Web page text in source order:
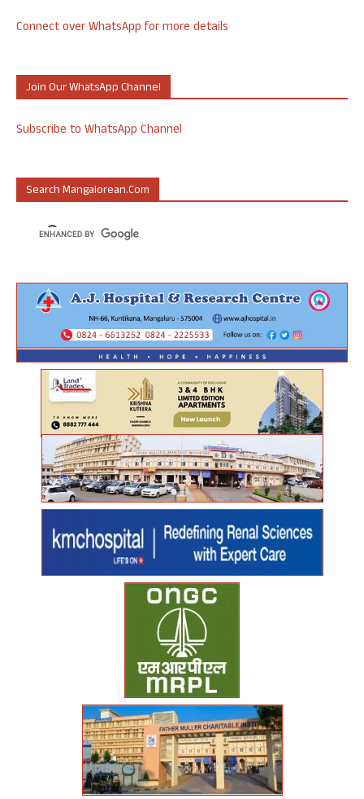
Connect over WhatsApp for more details
Join Our WhatsApp Channel
Subscribe to WhatsApp Channel
Search Mangalorean.com